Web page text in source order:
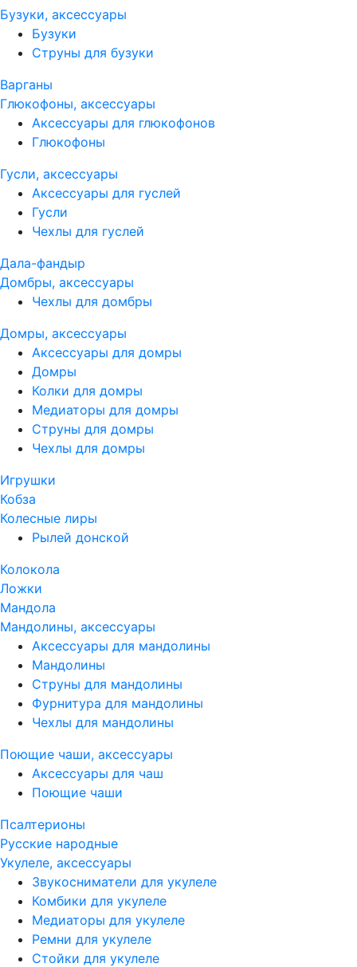
Бузуки, аксессуары
Бузуки
Струны для бузуки
Варганы
Глюкофоны, аксессуары
Аксессуары для глюкофонов
Глюкофоны
Гусли, аксессуары
Аксессуары для гуслей
Гусли
Чехлы для гуслей
Дала-фандыр
Домбры, аксессуары
Чехлы для домбры
Домры, аксессуары
Аксессуары для домры
Домры
Колки для домры
Медиаторы для домры
Струны для домры
Чехлы для домры
Игрушки
Кобза
Колесные лиры
Рылей донской
Колокола
Ложки
Мандола
Мандолины, аксессуары
Аксессуары для мандолины
Мандолины
Струны для мандолины
Фурнитура для мандолины
Чехлы для мандолины
Поющие чаши, аксессуары
Аксессуары для чаш
Поющие чаши
Псалтерионы
Русские народные
Укулеле, аксессуары
Звукосниматели для укулеле
Комбики для укулеле
Медиаторы для укулеле
Ремни для укулеле
Стойки для укулеле